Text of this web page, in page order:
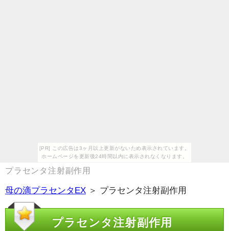
[PR] この広告は3ヶ月以上更新がないため表示されています。
ホームページを更新後24時間以内に表示されなくなります。
プラセンタ注射副作用
母の滴プラセンタEX ＞ プラセンタ注射副作用
プラセンタ注射副作用